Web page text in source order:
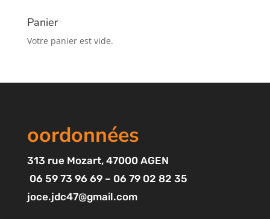
Panier
Votre panier est vide.
oordonnées
313 rue Mozart, 47000 AGEN
06 59 73 96 69 – 06 79 02 82 35
joce.jdc47@gmail.com